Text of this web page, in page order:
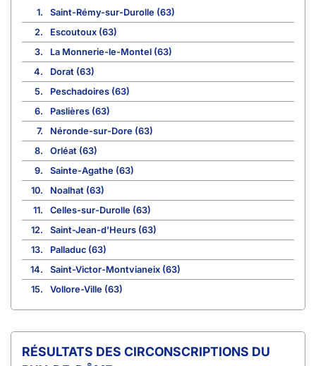
1.
Saint-Rémy-sur-Durolle (63)
2.
Escoutoux (63)
3.
La Monnerie-le-Montel (63)
4.
Dorat (63)
5.
Peschadoires (63)
6.
Paslières (63)
7.
Néronde-sur-Dore (63)
8.
Orléat (63)
9.
Sainte-Agathe (63)
10.
Noalhat (63)
11.
Celles-sur-Durolle (63)
12.
Saint-Jean-d'Heurs (63)
13.
Palladuc (63)
14.
Saint-Victor-Montvianeix (63)
15.
Vollore-Ville (63)
CIRCONSCRIPTIONS DU